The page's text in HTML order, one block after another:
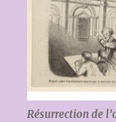
Résurrection de